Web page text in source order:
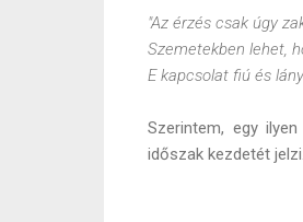
"Az érzés csak úgy
Szemetekben lehet,
E kapcsolat fiú és
Szerintem, egy
időszak kezdetét jelzi.